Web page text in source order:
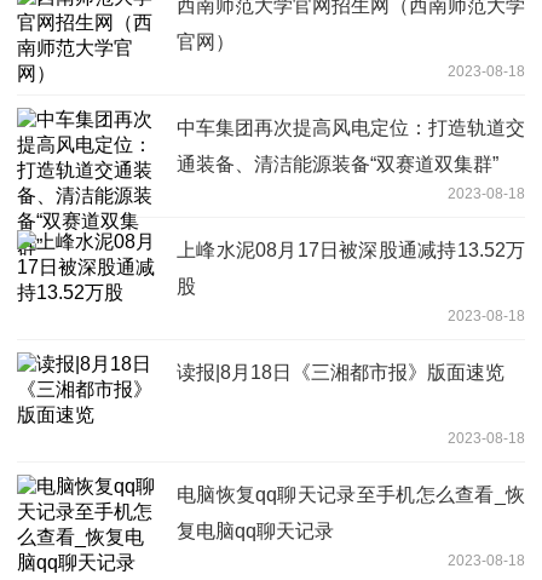
西南师范大学官网招生网（西南师范大学
官网）
2023-08-18
中车集团再次提高风电定位：打造轨道交
通装备、清洁能源装备“双赛道双集群”
2023-08-18
上峰水泥08月17日被深股通减持13.52万
股
2023-08-18
读报|8月18日《三湘都市报》版面速览
2023-08-18
电脑恢复qq聊天记录至手机怎么查看_恢
复电脑qq聊天记录
2023-08-18